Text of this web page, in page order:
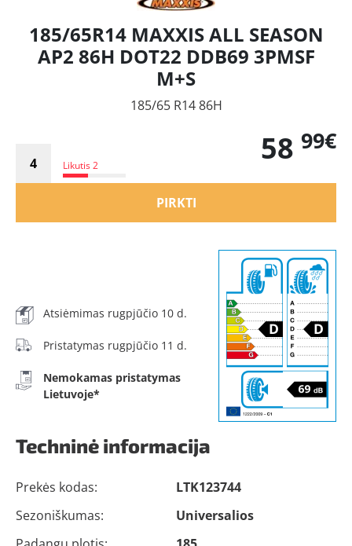
185/65R14 MAXXIS ALL SEASON
AP2 86H DOT22 DDB69 3PMSF
M+S
185/65 R14 86H
Likutis 2 58 99€
PIRKTI
Atsiėmimas rugpjūčio 10 d.
Pristatymas rugpjūčio 11 d.
Nemokamas pristatymas
Lietuvoje*
Techninė informacija
Prekės kodas:
LTK123744
Sezoniškumas:
Universalios